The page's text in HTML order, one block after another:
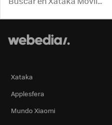
Xataka
Applesfera
Mundo Xiaomi